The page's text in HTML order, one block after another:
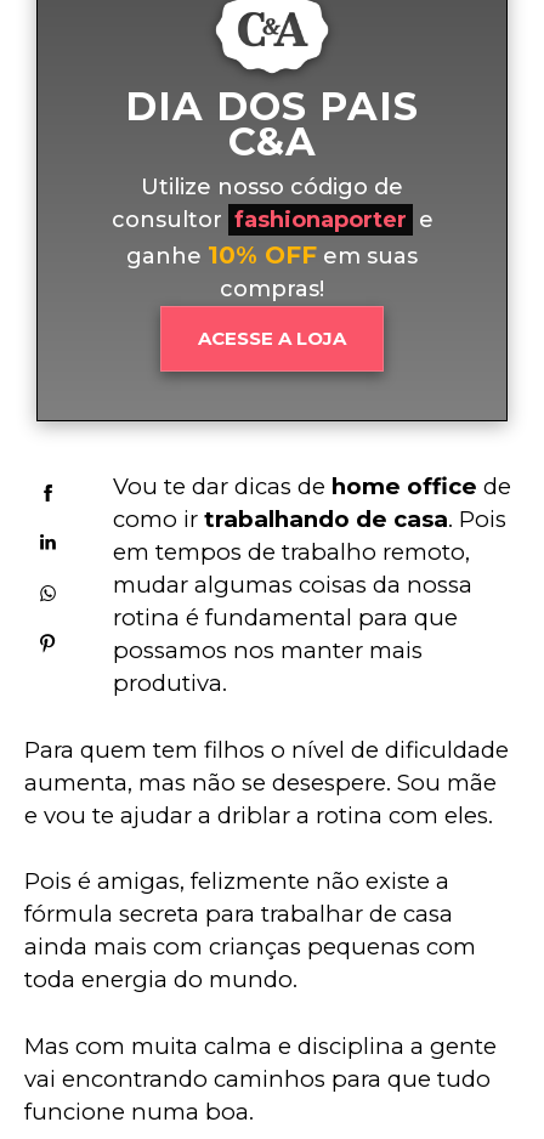
DIA DOS PAIS
C&A
Utilize nosso código de
consultor fashionaporter e
ganhe 10% OFF em suas
compras!
ACESSE A LOJA
Vou te dar dicas de home office de
como ir trabalhando de casa. Pois
em tempos de trabalho remoto,
mudar algumas coisas da nossa
rotina é fundamental para que
possamos nos manter mais
produtiva.
Para quem tem filhos o nível de dificuldade
aumenta, mas não se desespere. Sou mãe
e vou te ajudar a driblar a rotina com eles.
Pois é amigas, felizmente não existe a
fórmula secreta para trabalhar de casa
ainda mais com crianças pequenas com
toda energia do mundo.
Mas com muita calma e disciplina a gente
vai encontrando caminhos para que tudo
funcione numa boa.